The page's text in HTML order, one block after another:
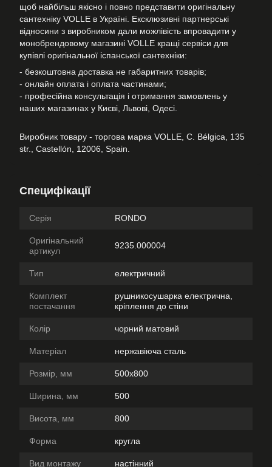
щоб найбільш якісно і повно представити оригінальну
сантехніку VOLLE в Україні. Ексклюзивні партнерські
відносини з виробником дали можлівість впровадити у
монобрендовому магазині VOLLE кращі сервіси для
купівлі оригінальної іспанської сантехніки:
- безкоштовна доставка не габаритних товарів;
- онлайн оплата і оплата частинами;
- професійна консультація і отримання замовлень у
наших магазинах у Києві, Львові, Одесі.
Виробник товару - торгова марка VOLLE, C. Bélgica, 135
str., Castellón, 12006, Spain.
Специфікації
Серія RONDO
Оригінальний
артикул
9235.000004
Тип електричний
Комплект
постачання
рушникосушарка електрична,
кріплення до стіни
Колір чорний матовий
Матеріал нержавіюча сталь
Розмір, мм 500х800
Ширина, мм 500
Висота, мм 800
Форма кругла
Вид монтажу настінний